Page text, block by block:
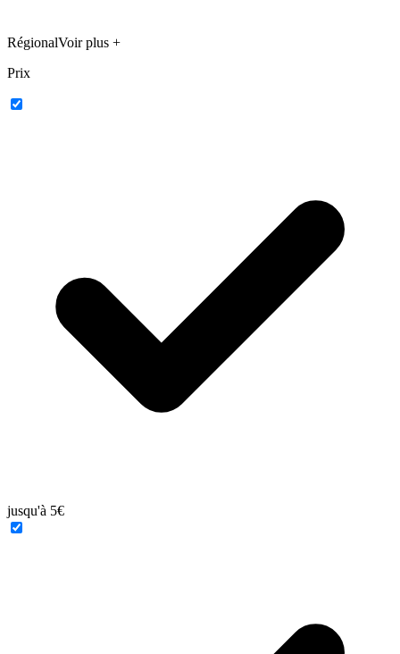
RégionalVoir plus +
Prix
jusqu'à 5€